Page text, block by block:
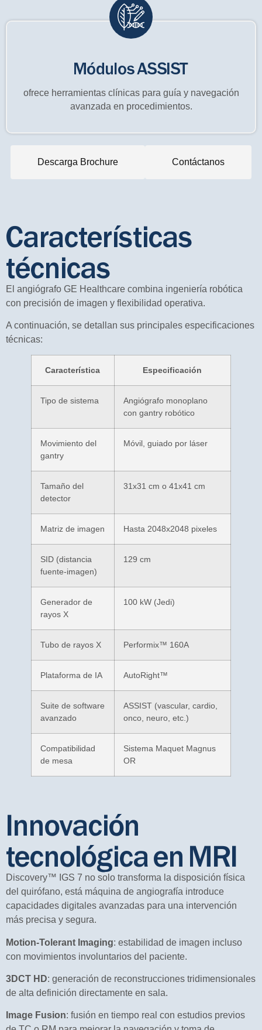
Módulos ASSIST
ofrece herramientas clínicas para guía y navegación
avanzada en procedimientos.
Descarga Brochure Contáctanos
Características
técnicas
El angiógrafo GE Healthcare combina ingeniería robótica
con precisión de imagen y flexibilidad operativa.
A continuación, se detallan sus principales especificaciones
técnicas:
Característica Especificación
Tipo de sistema
Angiógrafo monoplano
con gantry robótico
Movimiento del
gantry
Móvil, guiado por láser
Tamaño del
detector
31x31 cm o 41x41 cm
Matriz de imagen Hasta 2048x2048 pixeles
SID (distancia
fuente-imagen)
129 cm
Generador de
rayos X
100 kW (Jedi)
Tubo de rayos X Performix™ 160A
Plataforma de IA AutoRight™
Suite de software
avanzado
ASSIST (vascular, cardio,
onco, neuro, etc.)
Compatibilidad
de mesa
Sistema Maquet Magnus
OR
Innovación
tecnológica en MRI
Discovery™ IGS 7 no solo transforma la disposición física
del quirófano, está máquina de angiografía introduce
capacidades digitales avanzadas para una intervención
más precisa y segura.
Motion-Tolerant Imaging: estabilidad de imagen incluso
con movimientos involuntarios del paciente.
3DCT HD: generación de reconstrucciones tridimensionales
de alta definición directamente en sala.
Image Fusion: fusión en tiempo real con estudios previos